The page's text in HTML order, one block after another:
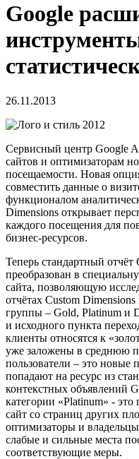
Google
26.11.2013
Сервисный центр Google
сайтов и оптимизаторам
посещаемости. Новая
совместить данные о
функционалом
Dimensions открывает
каждого посещения для
бизнес-ресурсов.
Теперь стандартный
преобразован в
сайта, позволяющую
отчётах Custom
группы – Gold, Platinum и
и исходного пункта
клиенты относятся к
уже заложены в среднюю
пользователи – это новые
попадают на ресурс из
контекстных объявлений
категории «Platinum» - это
сайт со страниц других
оптимизаторы и
слабые и сильные места
соответствующие меры.